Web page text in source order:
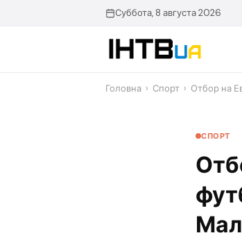
Суббота, 8 августа 2026
Головна › Спорт › Отбор на
СПОРТ